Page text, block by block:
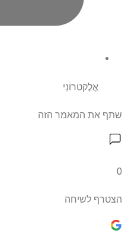
אֶלֶקטרוֹנִי
שתף את המאמר הזה
0
הצטרף לשיחה